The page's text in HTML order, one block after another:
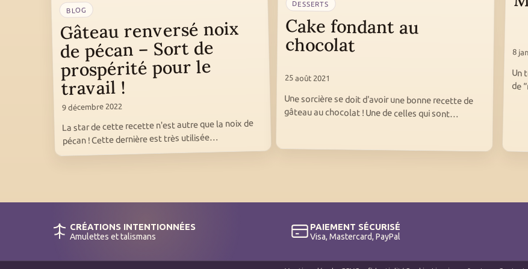
BLOG
Gâteau renversé noix
de pécan – Sort de
prospérité pour le
travail !
9 décembre 2022
La star de cette recette n'est autre que la noix de
pécan ! Cette dernière est très utilisée…
DESSERTS
Cake fondant au
chocolat
25 août 2021
Une sorcière se doit d'avoir une bonne recette de
gâteau au chocolat ! Une de celles qui sont…
8
Un
de
CRÉATIONS INTENTIONNÉES
Amulettes et talismans
PAIEMENT SÉCURISÉ
Visa, Mastercard, PayPal